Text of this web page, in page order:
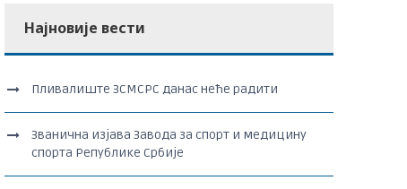
Најновије вести
Пливалиште ЗСМСРС данас неће радити
Званична изјава Завода за спорт и медицину
спорта Републике Србије